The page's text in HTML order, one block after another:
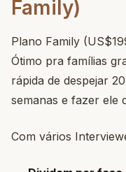
Family)
Plano Family
Ótimo pra famílias
rápida de despejar
semanas e fazer ele
Com vários